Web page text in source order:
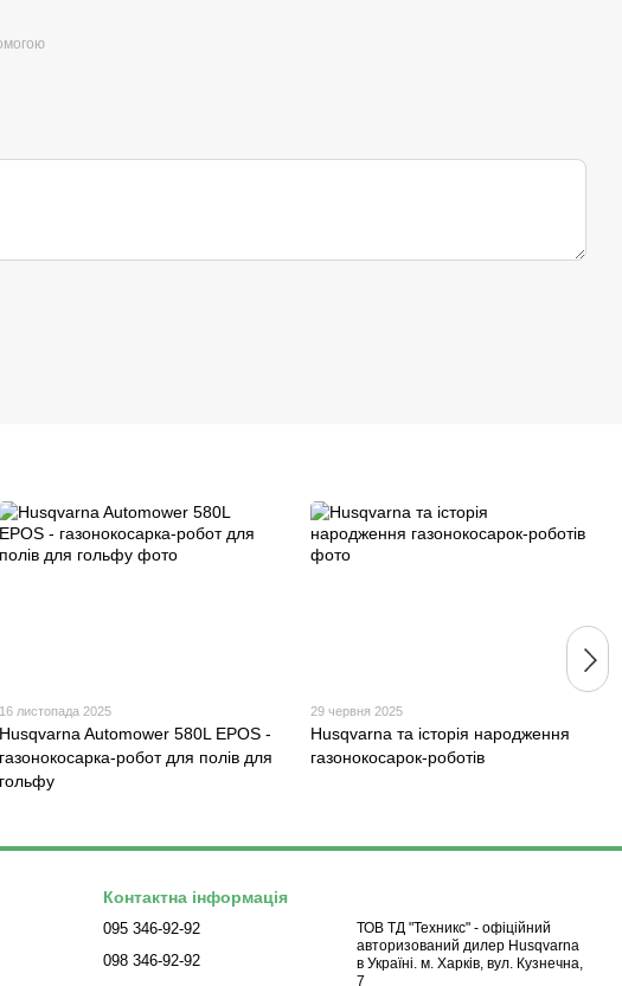
16 листопада 2025
Husqvarna Automower 580L EPOS -
газонокосарка-робот для полів для
гольфу
29 червня 2025
Husqvarna та історія народження
газонокосарок-роботів
Контактна інформація
095 346-92-92
098 346-92-92
ТОВ ТД "Техникс" - офіційний
авторизований дилер Husqvarna
в Україні. м. Харків, вул. Кузнечна,
7